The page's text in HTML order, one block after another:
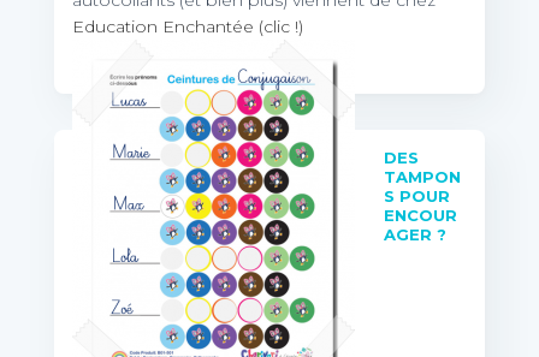
Education Enchantée (clic !)
DES
TAMPON
S POUR
ENCOUR
AGER ?